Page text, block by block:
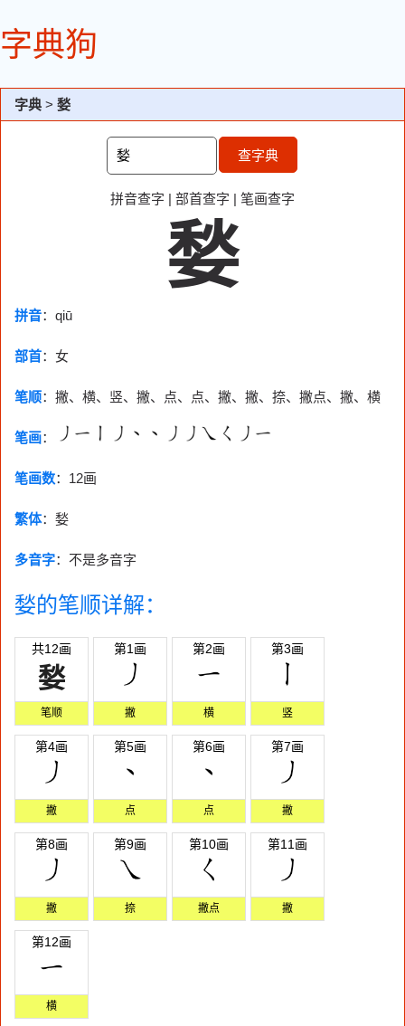
字典狗
字典 > 媝
查字典
拼音查字 | 部首查字 | 笔画查字
媝
拼音：qiū
部首： 女
笔顺：撇、横、竖、撇、点、点、撇、撇、捺、撇点、撇、横
笔画：
笔画数： 12画
繁体：媝
多音字：不是多音字
媝的笔顺详解：
共12画
媝
笔顺
第1画
撇
第2画
横
第3画
竖
第4画
撇
第5画
点
第6画
点
第7画
撇
第8画
撇
第9画
捺
第10画
撇点
第11画
撇
第12画
横